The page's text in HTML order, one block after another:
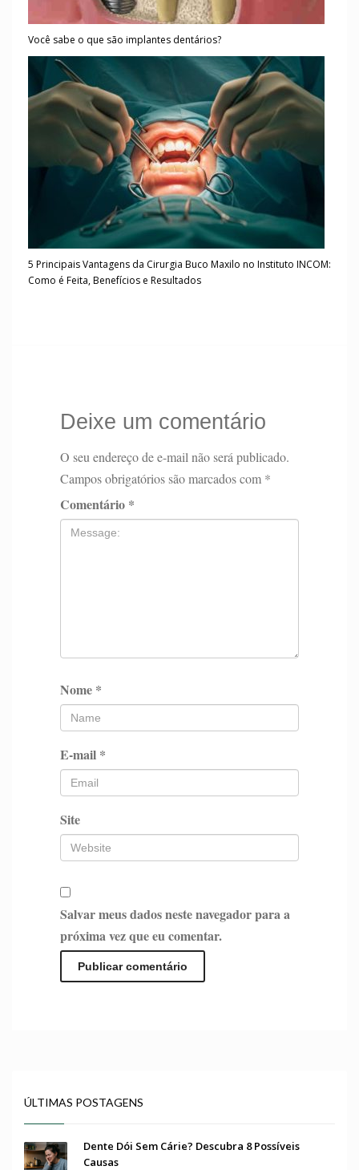
Você sabe o que são implantes dentários?
5 Principais Vantagens da Cirurgia Buco Maxilo no Instituto INCOM:
Como é Feita, Benefícios e Resultados
Deixe um comentário
O seu endereço de e-mail não será publicado.
Campos obrigatórios são marcados com *
Comentário *
Nome *
E-mail *
Site
Salvar meus dados neste navegador para a
próxima vez que eu comentar.
ÚLTIMAS POSTAGENS
Dente Dói Sem Cárie? Descubra 8 Possíveis
Causas